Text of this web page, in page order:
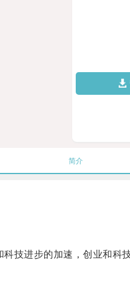
简介
进步的加速，创业和科技